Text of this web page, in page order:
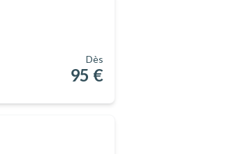
Dès
95 €